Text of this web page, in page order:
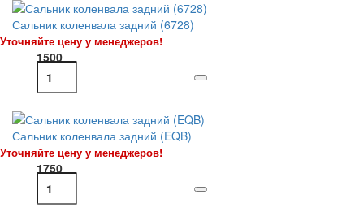
Сальник коленвала задний (6728)
Уточняйте цену у менеджеров!
1500
Сальник коленвала задний (EQB)
Уточняйте цену у менеджеров!
1750